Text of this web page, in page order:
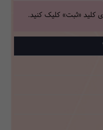
کلید «ثبت» کلیک کنید.